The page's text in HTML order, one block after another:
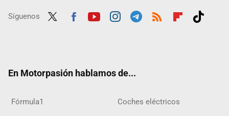
Síguenos
En Motorpasión hablamos de...
Fórmula1 Coches eléctricos